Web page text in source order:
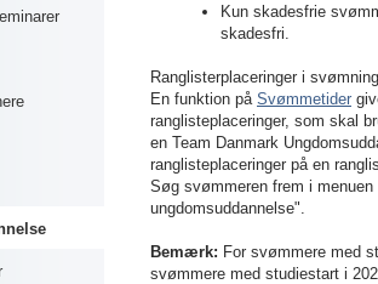
Kun skadesfrie
skadesfri.
Ranglisterplaceringer i svømning
En funktion på Svømmetider
ranglisteplaceringer, som skal
en Team Danmark
ranglisteplaceringer på en
Søg svømmeren frem i
ungdomsuddannelse".
Bemærk: For svømmere med
svømmere med studiestart i